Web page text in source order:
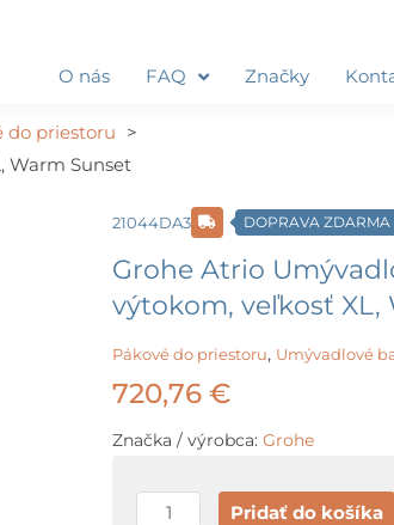
O nás FAQ Značky
do priestoru
Warm Sunset
21044DA3 DOPRAVA ZDARMA
Grohe Atrio
výtokom, veľkosť XL,
Pákové do priestoru, Umývadlové
720,76 €
Značka / výrobca: Grohe
množstvo
Pridať do košíka